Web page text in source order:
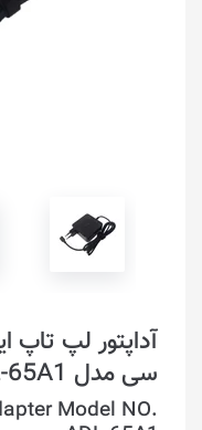
سی مدل ADL-65A1
Model NO.